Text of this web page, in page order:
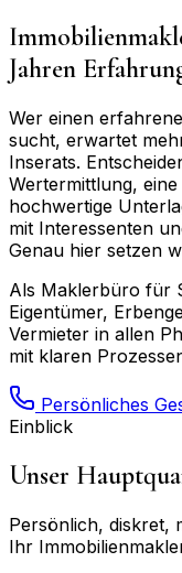
Jahren
Wer einen
sucht, erwartet
Inserats.
Wertermittlung,
hochwertige
mit Interessenten
Genau hier setzen
Als Maklerbüro für
Eigentümer,
Vermieter in allen
mit klaren
Persönliches
Einblick
Unser
Persönlich, diskret,
Ihr